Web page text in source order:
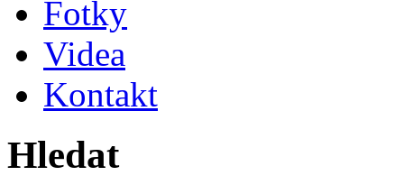
Fotky
Videa
Kontakt
Hledat